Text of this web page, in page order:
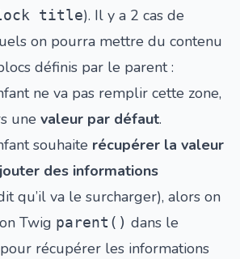
title). Il y a 2 cas de
on pourra mettre du contenu
définis par le parent :
ne va pas remplir cette zone,
une valeur par défaut.
souhaite récupérer la valeur
des informations
qu’il va le surcharger), alors on
Twig parent() dans le
récupérer les informations